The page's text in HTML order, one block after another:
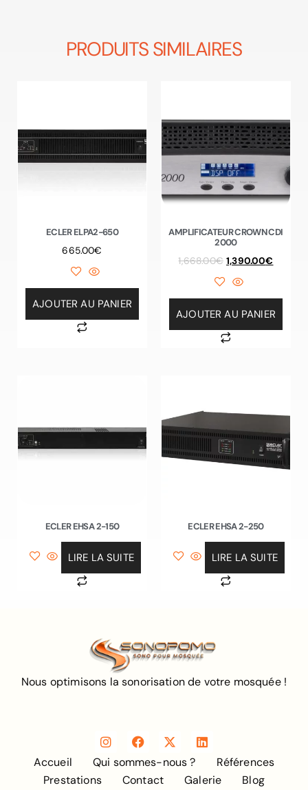
PRODUITS SIMILAIRES
ECLER ELPA2-650
665.00€
AJOUTER AU PANIER
AMPLIFICATEUR CROWN CDI
2000
1,668.00€ 1,390.00€
AJOUTER AU PANIER
ECLER EHSA 2-150
LIRE LA SUITE
ECLER EHSA 2-250
LIRE LA SUITE
Nous optimisons la sonorisation de votre mosquée !
Accueil Qui sommes-nous ?
Références
Prestations
Contact Galerie Blog